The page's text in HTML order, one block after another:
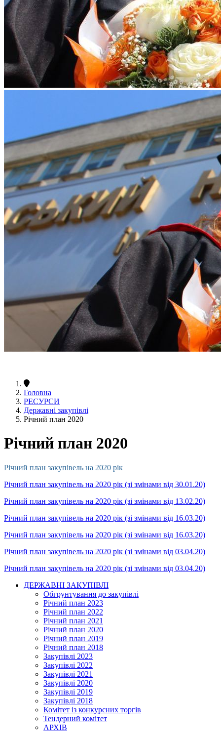
Головна
РЕСУРСИ
Державні закупівлі
Річний план 2020
Річний план 2020
Річний план закупівель на 2020 рік
Річний план закупівель на 2020 рік (зі змінами від 30.01.20)
Річний план закупівель на 2020 рік (зі змінами від 13.02.20)
Річний план закупівель на 2020 рік (зі змінами від 16.03.20)
Річний план закупівель на 2020 рік (зі змінами від 16.03.20)
Річний план закупівель на 2020 рік (зі змінами від 03.04.20)
Річний план закупівель на 2020 рік (зі змінами від 03.04.20)
ДЕРЖАВНІ ЗАКУПІВЛІ
Обгрунтування до закупівлі
Річний план 2023
Річний план 2022
Річний план 2021
Річний план 2020
Річний план 2019
Річний план 2018
Закупівлі 2023
Закупівлі 2022
Закупівлі 2021
Закупівлі 2020
Закупівлі 2019
Закупівлі 2018
Комітет із конкурсних торгів
Тендерний комітет
АРХІВ